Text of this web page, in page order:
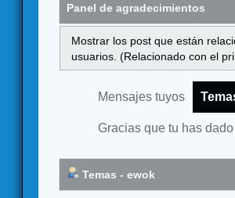
Panel de agradecimientos
Mostrar los post que están
usuarios. (Relacionado con el
Mensajes tuyos
Gracias que tu has
Temas - ewok